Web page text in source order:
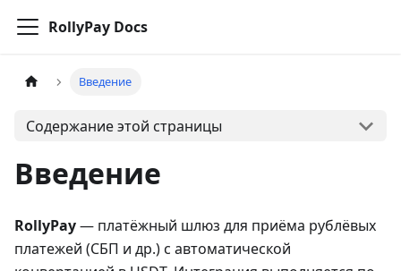
RollyPay Docs
Введение
Содержание этой страницы
Введение
RollyPay— платёжный шлюз для приёма рублёвых
платежей (СБП и др.) с автоматической